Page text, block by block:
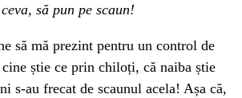
să pun pe scaun!
să mă prezint pentru un control de
știe ce prin chiloți, că naiba știe
s-au frecat de scaunul acela! Așa că,